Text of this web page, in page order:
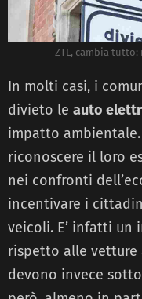
ZTL, cambia
In molti casi, i
divieto le auto
impatto
riconoscere il loro
nei confronti
incentivare i
veicoli. E’ infatti un
rispetto alle vetture
devono invece